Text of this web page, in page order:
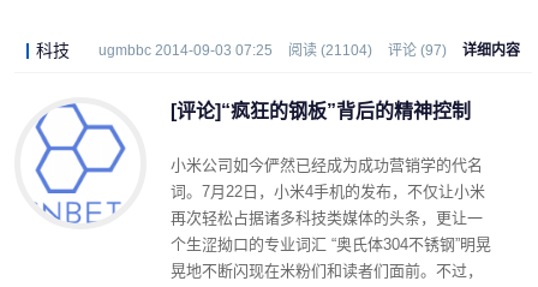
科技 ugmbbc 2014-09-03 07:25 阅读 (21104) 评论 (97) 详细内容
[评论]“疯狂的钢板”背后的精神控制
小米公司如今俨然已经成为成功营销学的代名
词。7月22日，小米4手机的发布，不仅让小米
再次轻松占据诸多科技类媒体的头条，更让一
个生涩拗口的专业词汇 “奥氏体304不锈钢”明晃
晃地不断闪现在米粉们和读者们面前。不过，